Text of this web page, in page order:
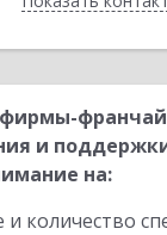
и
на:
и количество